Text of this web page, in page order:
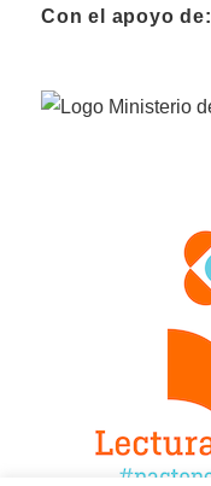
Con el apoyo de: